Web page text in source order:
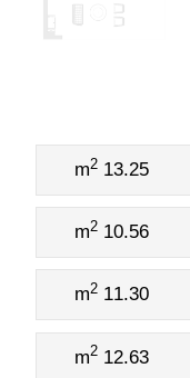
13.25 m
2
10.56 m
2
11.30 m
2
12.63 m
2